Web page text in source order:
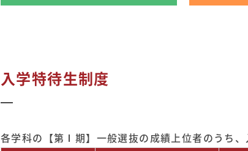
入学特待生制度
各学科の【第Ⅰ期】一般選抜の成績上位者のうち、